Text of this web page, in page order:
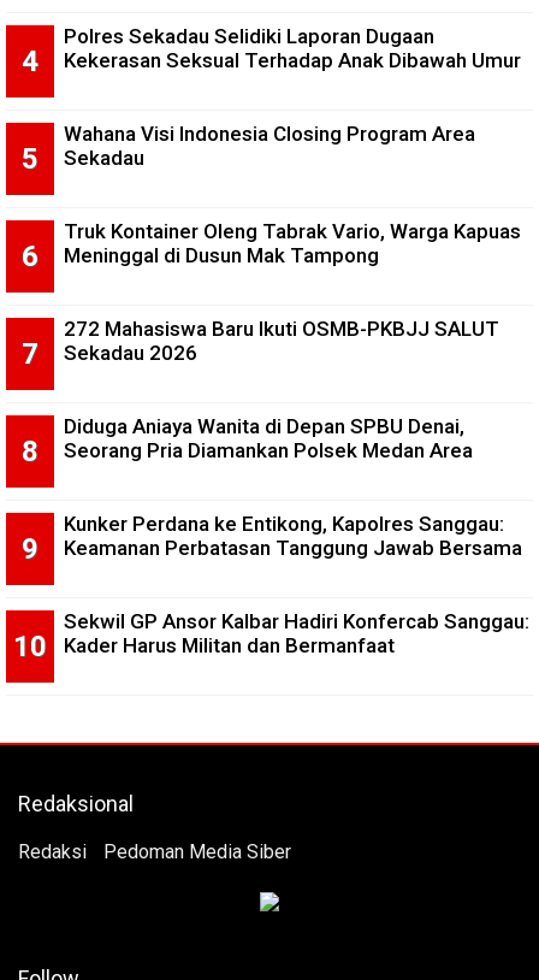
Polres Sekadau Selidiki Laporan Dugaan
Kekerasan Seksual Terhadap Anak Dibawah Umur
Wahana Visi Indonesia Closing Program Area
Sekadau
Truk Kontainer Oleng Tabrak Vario, Warga Kapuas
Meninggal di Dusun Mak Tampong
272 Mahasiswa Baru Ikuti OSMB-PKBJJ SALUT
Sekadau 2026
Diduga Aniaya Wanita di Depan SPBU Denai,
Seorang Pria Diamankan Polsek Medan Area
Kunker Perdana ke Entikong, Kapolres Sanggau:
Keamanan Perbatasan Tanggung Jawab Bersama
Sekwil GP Ansor Kalbar Hadiri Konfercab Sanggau:
Kader Harus Militan dan Bermanfaat
Redaksional
Redaksi Pedoman Media Siber